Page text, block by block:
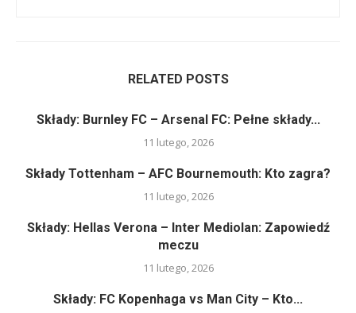
RELATED POSTS
Składy: Burnley FC – Arsenal FC: Pełne składy...
11 lutego, 2026
Składy Tottenham – AFC Bournemouth: Kto zagra?
11 lutego, 2026
Składy: Hellas Verona – Inter Mediolan: Zapowiedź
meczu
11 lutego, 2026
Składy: FC Kopenhaga vs Man City – Kto...